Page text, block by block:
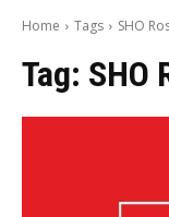
Home Tags SHO
Tag: SHO